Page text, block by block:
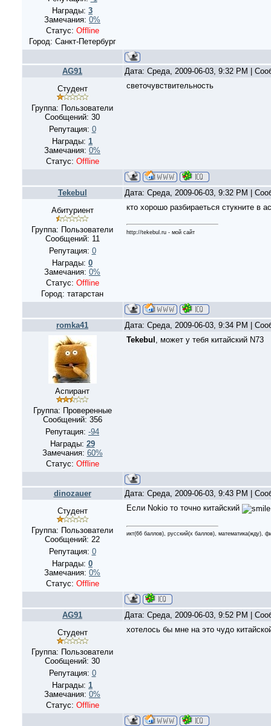
Награды: 3
Замечания: 0%
Статус: Offline
Город: Санкт-Петербург
AG91
Дата: Среда, 2009-06-03, 9:32 PM |
Студент
Группа: Пользователи
Сообщений: 30
Репутация: 0
Награды: 1
Замечания: 0%
Статус: Offline
светочувствительность
Tekebul
Дата: Среда, 2009-06-03, 9:32 PM |
Абитуриент
Группа: Пользователи
Сообщений: 11
Репутация: 0
Награды: 0
Замечания: 0%
Статус: Offline
Город: татарстан
кто хорошо разбираеться стукните в
http://tekebul.ru - мой сайт
romka41 Дата: Среда, 2009-06-03, 9:34 PM |
Аспирант
Группа: Проверенные
Сообщений: 356
Репутация: -94
Награды: 29
Замечания: 60%
Статус: Offline
Tekebul , может у тебя китайский N73
dinozauer
Дата: Среда, 2009-06-03, 9:43 PM |
Студент
Группа: Пользователи
Сообщений: 22
Репутация: 0
Награды: 0
Замечания: 0%
Статус: Offline
Если Nokio то точно китайский
икт(66 баллов), русский(x баллов), математика(жду),
AG91
Дата: Среда, 2009-06-03, 9:52 PM |
Студент
Группа: Пользователи
Сообщений: 30
Репутация: 0
Награды: 1
Замечания: 0%
Статус: Offline
хотелось бы мне на это чудо